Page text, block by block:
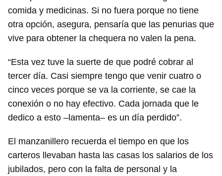
comida y medicinas. Si no fuera porque no tiene
otra opción, asegura, pensaría que las penurias que
vive para obtener la chequera no valen la pena.
“Esta vez tuve la suerte de que podré cobrar al
tercer día. Casi siempre tengo que venir cuatro o
cinco veces porque se va la corriente, se cae la
conexión o no hay efectivo. Cada jornada que le
dedico a esto –lamenta– es un día perdido”.
El manzanillero recuerda el tiempo en que los
carteros llevaban hasta las casas los salarios de los
jubilados, pero con la falta de personal y la